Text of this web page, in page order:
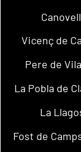
Vicenç de
Pere de
La Pobla de
La
Fost de